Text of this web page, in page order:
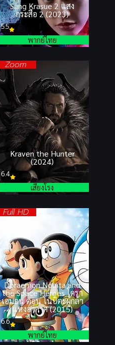
Sang Krasue 2 แสง
กระสือ 2 (2023)
5.5
พากย์ไทย
Zoom
Kraven the Hunter
(2024)
6.4
เสียงโรง
Full HD
Doraemon Nobita and
the Space Heroes โดรา
เอมอน ตอน โนบิตะผู้กล้า
แห่งอวกาศ (2015)
6.6
พากย์ไทย